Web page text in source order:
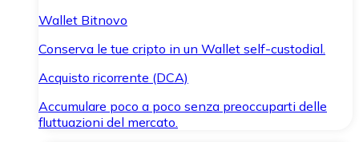
Wallet Bitnovo
Conserva le tue cripto in un Wallet self-custodial.
Acquisto ricorrente (DCA)
Accumulare poco a poco senza preoccuparti delle
fluttuazioni del mercato.